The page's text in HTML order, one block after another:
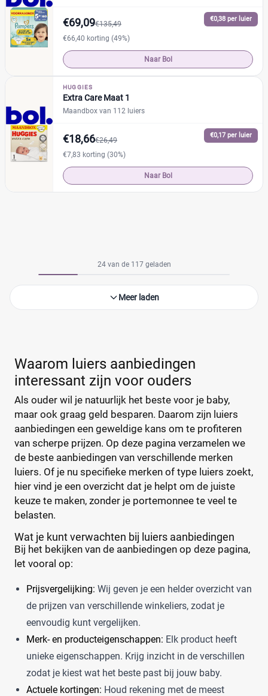
€0,38 per luier
€69,09€135,49
€66,40 korting (49%)
Naar Bol
HUGGIES
Extra Care Maat 1
Maandbox van 112 luiers
€0,17 per luier
€18,66€26,49
€7,83 korting (30%)
Naar Bol
24 van de 117 geladen
Meer laden
Waarom luiers aanbiedingen
interessant zijn voor ouders
Als ouder wil je natuurlijk het beste voor je baby,
maar ook graag geld besparen. Daarom zijn luiers
aanbiedingen een geweldige kans om te profiteren
van scherpe prijzen. Op deze pagina verzamelen we
de beste aanbiedingen van verschillende merken
luiers. Of je nu specifieke merken of type luiers zoekt,
hier vind je een overzicht dat je helpt om de juiste
keuze te maken, zonder je portemonnee te veel te
belasten.
Wat je kunt verwachten bij luiers aanbiedingen
Bij het bekijken van de aanbiedingen op deze pagina,
let vooral op:
Prijsvergelijking: Wij geven je een helder overzicht van
de prijzen van verschillende winkeliers, zodat je
eenvoudig kunt vergelijken.
Merk- en producteigenschappen: Elk product heeft
unieke eigenschappen. Krijg inzicht in de verschillen
zodat je kiest wat het beste past bij jouw baby.
Actuele kortingen: Houd rekening met de meest